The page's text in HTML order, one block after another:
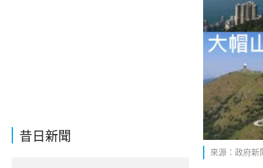
昔日新聞
來源：政府新